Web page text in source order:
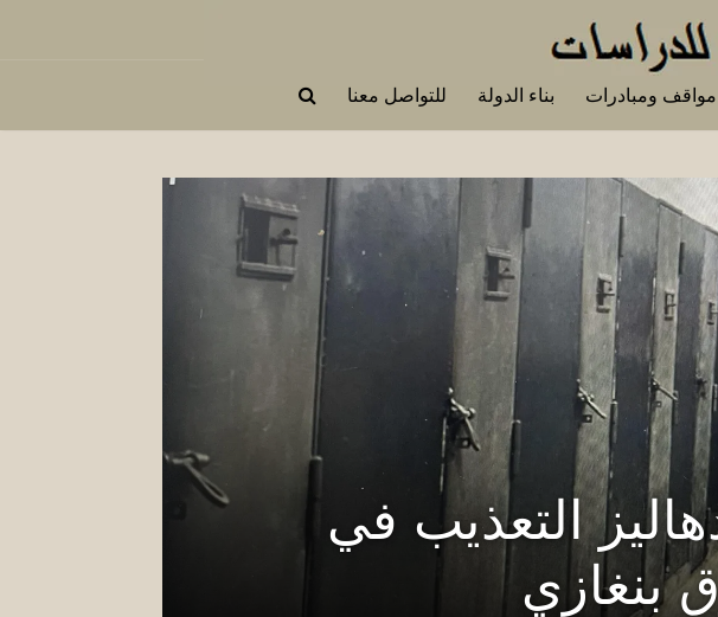
مواقف ومبادرات بناء الدولة للتواصل معنا
التعذيب في
بنغازي